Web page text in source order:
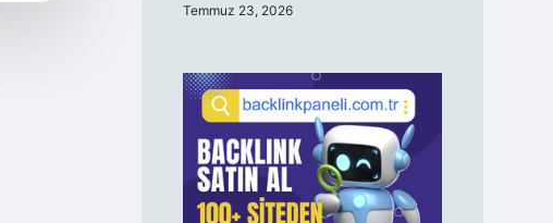
Temmuz 23, 2026